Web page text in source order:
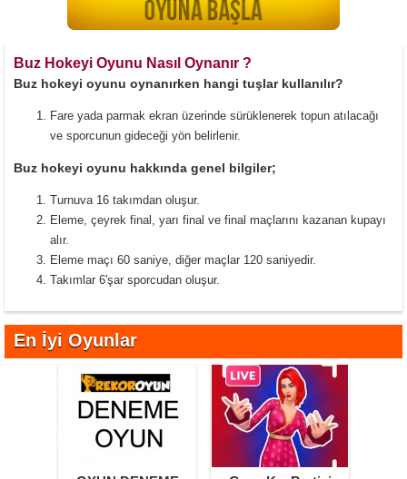
Buz Hokeyi Oyunu Nasıl Oynanır ?
Buz hokeyi oyunu oynanırken hangi tuşlar kullanılır?
Fare yada parmak ekran üzerinde sürüklenerek topun atılacağı
ve sporcunun gideceği yön belirlenir.
Buz hokeyi oyunu hakkında genel bilgiler;
Turnuva 16 takımdan oluşur.
Eleme, çeyrek final, yarı final ve final maçlarını kazanan kupayı
alır.
Eleme maçı 60 saniye, diğer maçlar 120 saniyedir.
Takımlar 6'şar sporcudan oluşur.
En İyi Oyunlar